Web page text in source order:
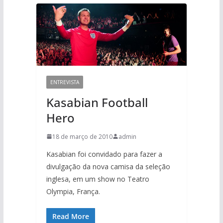
ENTREVISTA
Kasabian Football
Hero
18 de março de 2010 admin
Kasabian foi convidado para fazer a
divulgação da nova camisa da seleção
inglesa, em um show no Teatro
Olympia, França.
Read More